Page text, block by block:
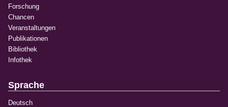
Forschung
Chancen
Veranstaltungen
Publikationen
Bibliothek
Infothek
Sprache
Deutsch